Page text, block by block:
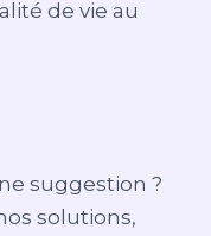
de vie au
suggestion ?
solutions,